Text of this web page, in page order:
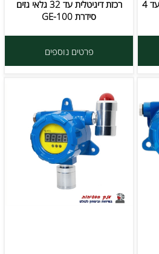
מערכת בקרה לגלאי גז נייחים עד 4
רכזת דיגיטלית עד 32 גלאי גזים
סידרת GE-100
פרטים נוספים